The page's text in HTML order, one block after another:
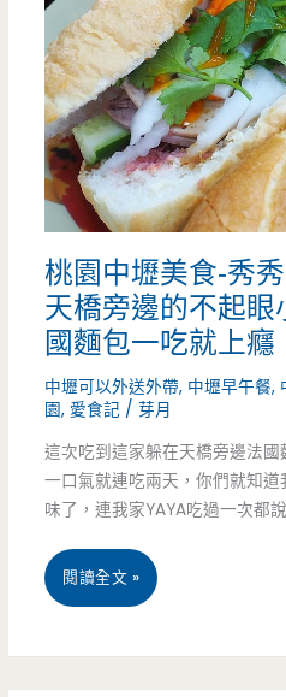
到
底
是
有
多
不
認
輸
啦
參
宵
夜
蛋
餅-
華
勛
開
宵
夜
店，
桃園中壢美食-秀
天橋旁邊的不起眼
國麵包一吃就上癮
中壢可以外送外帶, 中壢早午餐,
園, 愛食記 /芽月
這次吃到這家躲在天橋旁邊法
一口氣就連吃兩天，你們就知
味了，連我家YAYA吃過一次都
桃
閱讀全文 »